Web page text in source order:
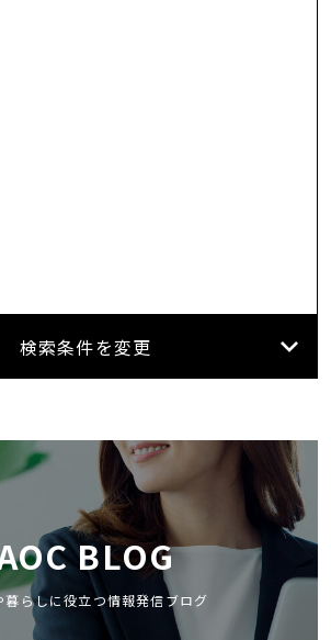
検索条件を変更
BLOG
暮らしに役立つ情報発信ブログ